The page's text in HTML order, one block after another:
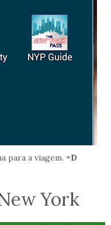
para a viagem. =D
York